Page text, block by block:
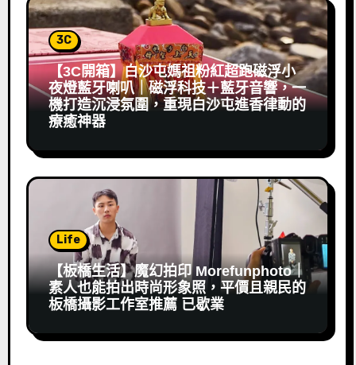
3C
【3C開箱】白沙屯媽祖粉紅超跑磁浮小
夜燈藍牙喇叭｜磁浮科技＋藍牙音響，一
機打造沉浸氛圍，重現白沙屯進香律動的
療癒神器
Life
【板橋生活】魔幻拍印 Morefunphoto｜
素人也能拍出時尚形象照，平價且親民的
板橋攝影工作室推薦 已歇業